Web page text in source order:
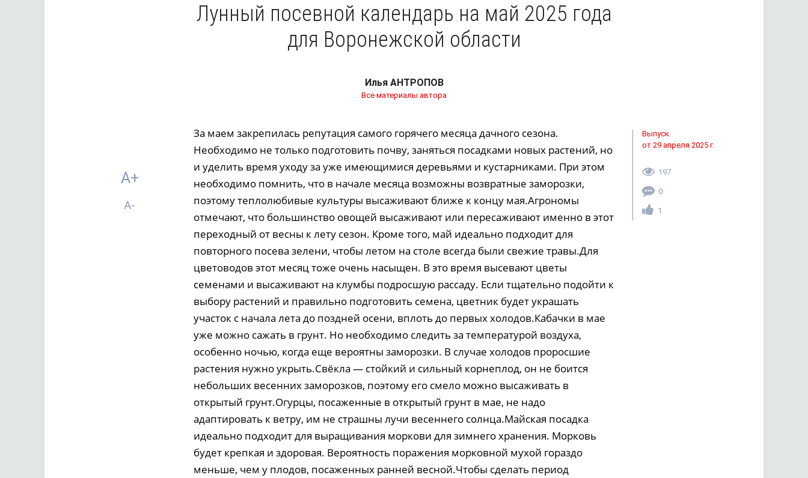
Лунный посевной календарь на май 2025 года
для Воронежской области
Илья АНТРОПОВ
Все материалы автора
A+
A-
За маем закрепилась репутация самого горячего месяца дачного сезона.
Необходимо не только подготовить почву, заняться посадками новых растений, но
и уделить время уходу за уже имеющимися деревьями и кустарниками. При этом
необходимо помнить, что в начале месяца возможны возвратные заморозки,
поэтому теплолюбивые культуры высаживают ближе к концу мая.Агрономы
отмечают, что большинство овощей высаживают или пересаживают именно в этот
переходный от весны к лету сезон. Кроме того, май идеально подходит для
повторного посева зелени, чтобы летом на столе всегда были свежие травы.Для
цветоводов этот месяц тоже очень насыщен. В это время высевают цветы
семенами и высаживают на клумбы подросшую рассаду. Если тщательно подойти к
выбору растений и правильно подготовить семена, цветник будет украшать
участок с начала лета до поздней осени, вплоть до первых холодов.Кабачки в мае
уже можно сажать в грунт. Но необходимо следить за температурой воздуха,
особенно ночью, когда еще вероятны заморозки. В случае холодов проросшие
растения нужно укрыть.Свёкла — стойкий и сильный корнеплод, он не боится
небольших весенних заморозков, поэтому его смело можно высаживать в
открытый грунт.Огурцы, посаженные в открытый грунт в мае, не надо
адаптировать к ветру, им не страшны лучи весеннего солнца.Майская посадка
идеально подходит для выращивания моркови для зимнего хранения. Морковь
будет крепкая и здоровая. Вероятность поражения морковной мухой гораздо
меньше, чем у плодов, посаженных ранней весной.Чтобы сделать период
Выпуск
от 29 апреля 2025 г.
197
0
1